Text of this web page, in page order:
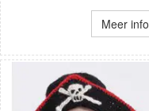
Meer info